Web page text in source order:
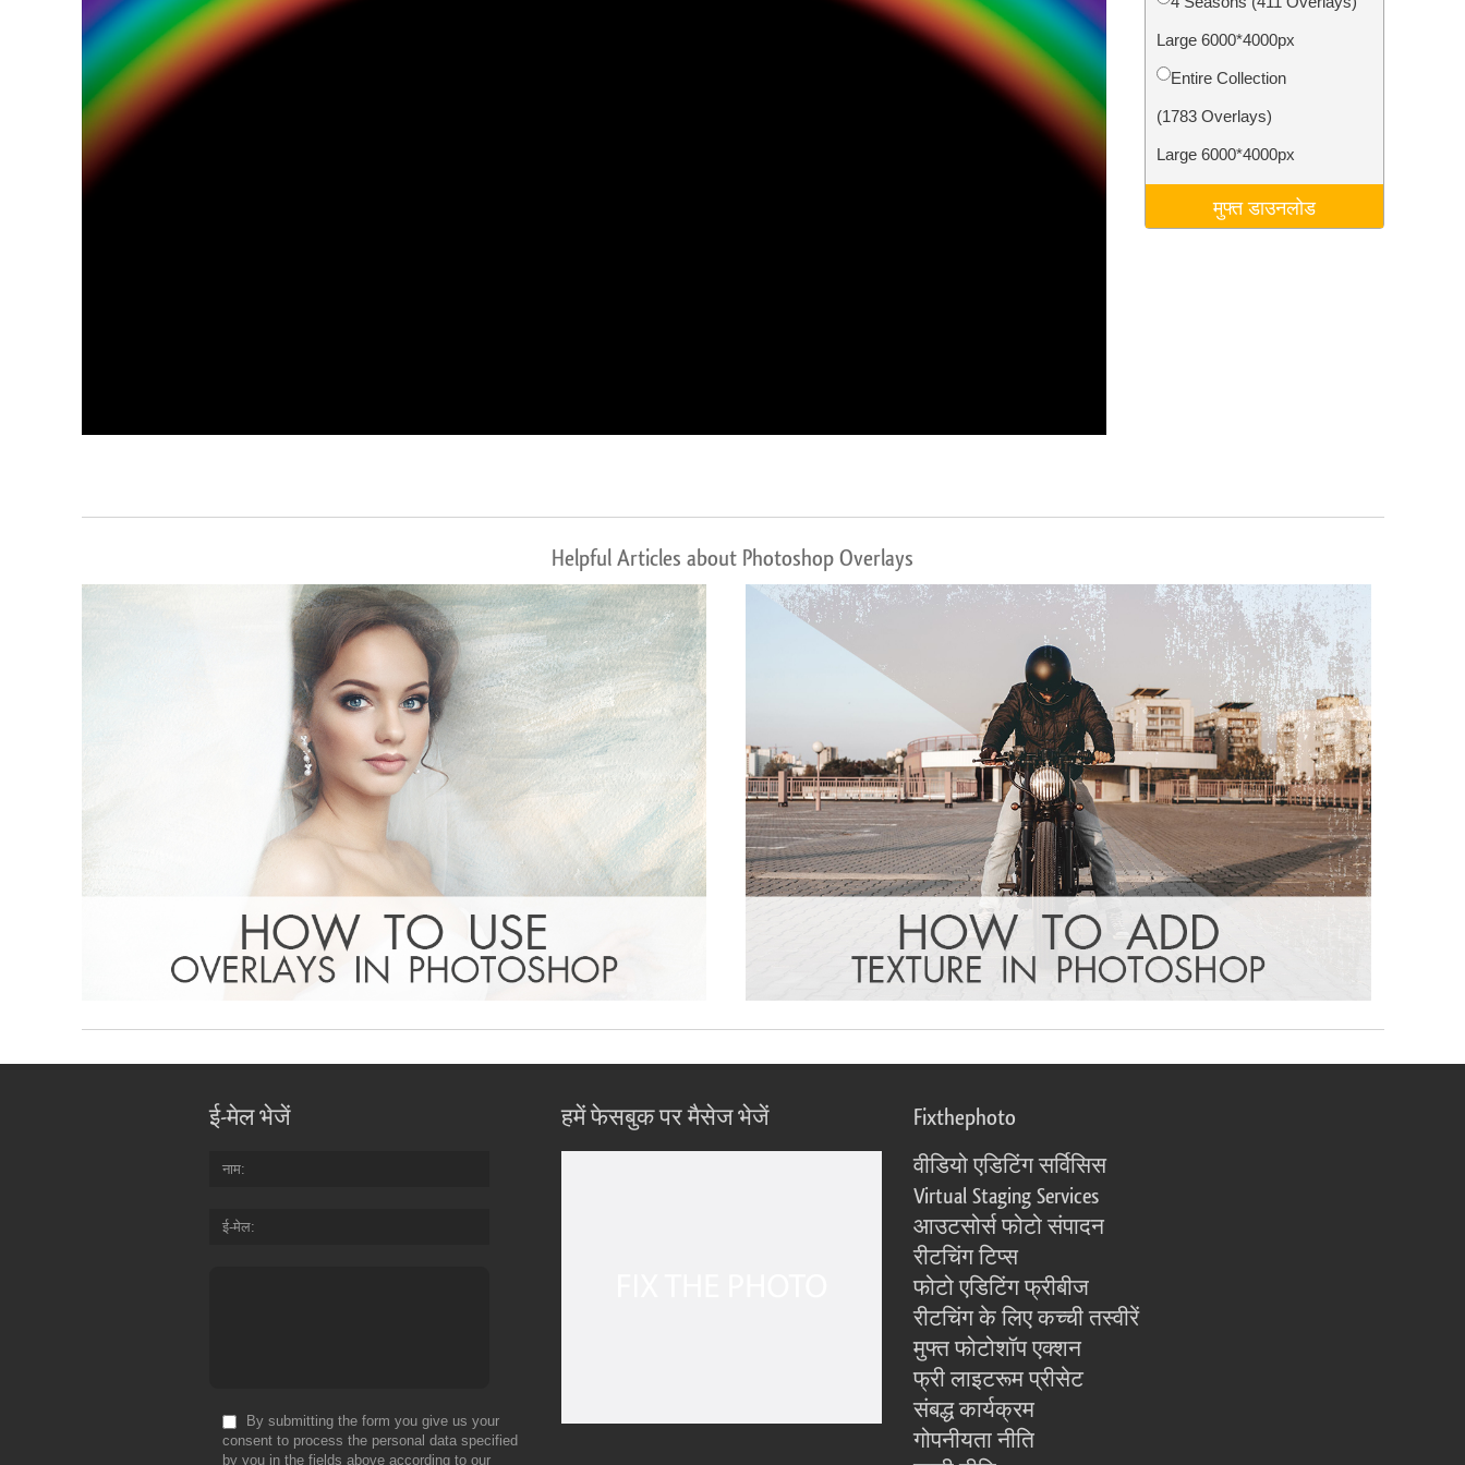
एआई प्रशिक्षण डेटा Video Editing Services
Large 6000*4000px
Entire Collection
(1783 Overlays)
Large 6000*4000px
मुफ्त डाउनलोड
Helpful Articles about Photoshop Overlays
ई-मेल भेजें
नाम
ई-मेल
By submitting the form you give us your
consent to process the personal data specified
by you in the fields above according to our
हमें फेसबुक पर मैसेज भेजें Fixthephoto
वीडियो एडिटिंग सर्विसिस
Virtual Staging Services
आउटसोर्स फोटो संपादन
रीटचिंग टिप्स
फोटो एडिटिंग फ्रीबीज
रीटचिंग के लिए कच्ची तस्वीरें
मुफ्त फोटोशॉप एक्शन
फ्री लाइटरूम प्रीसेट
संबद्ध कार्यक्रम
गोपनीयता नीति